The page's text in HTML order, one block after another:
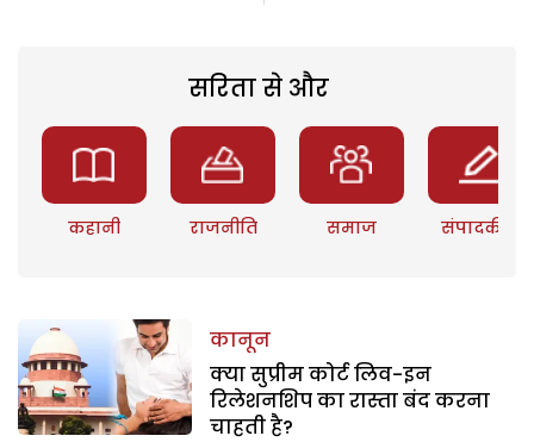
सरिता से और
कहानी राजनीति समाज संपादकीय
कानून
क्या सुप्रीम कोर्ट लिव-इन
रिलेशनशिप का रास्ता बंद करना
चाहती है?